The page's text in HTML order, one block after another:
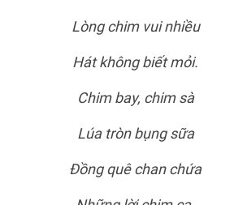
Lòng chim vui nhiều
Hát không biết mỏi.
Chim bay, chim sà
Lúa tròn bụng sữa
Đồng quê chan chứa